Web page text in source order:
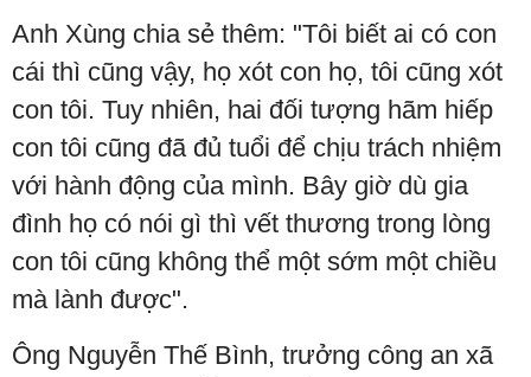
Anh Xùng chia sẻ thêm: "Tôi biết ai có con
cái thì cũng vậy, họ xót con họ, tôi cũng xót
con tôi. Tuy nhiên, hai đối tượng hãm hiếp
con tôi cũng đã đủ tuổi để chịu trách nhiệm
với hành động của mình. Bây giờ dù gia
đình họ có nói gì thì vết thương trong lòng
con tôi cũng không thể một sớm một chiều
mà lành được".
Ông Nguyễn Thế Bình, trưởng công an xã